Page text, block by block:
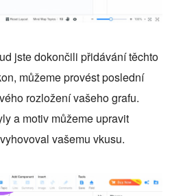
jste dokončili přidávání těchto
můžeme provést poslední
rozložení vašeho grafu.
a motiv můžeme upravit
vašemu vkusu.